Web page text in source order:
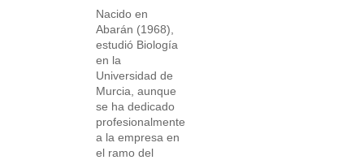
Nacido en
Abarán (1968),
estudió Biología
en la
Universidad de
Murcia, aunque
se ha dedicado
profesionalmente
a la empresa en
el ramo del